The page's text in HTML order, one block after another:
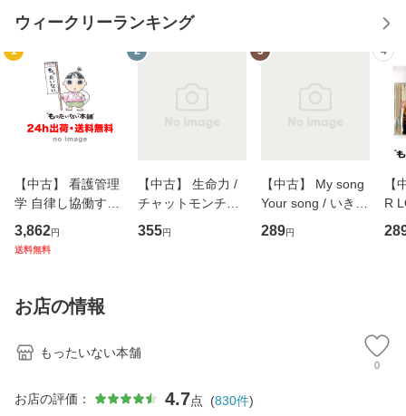
ウィークリーランキング
1
【中古】 看護管理
学 自律し協働する
専門職の看護マネ
ジメントスキル 改
恵 藤本幸三 / 南江
堂 [単行
3,862円
送料無料
2
【中古】 生命力 /
チャットモンチー /
キューンレコード
[CD]【メール便送
355円
3
【中古】 My song
Your song / いきも
のがかり / [CD]
【メール便送料無
289円
4
【
R
産
お店の情報
もったいない本舗
0
お店の評価： 4.7点 (830件)